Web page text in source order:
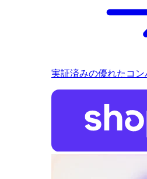
実証済みの優れたコン